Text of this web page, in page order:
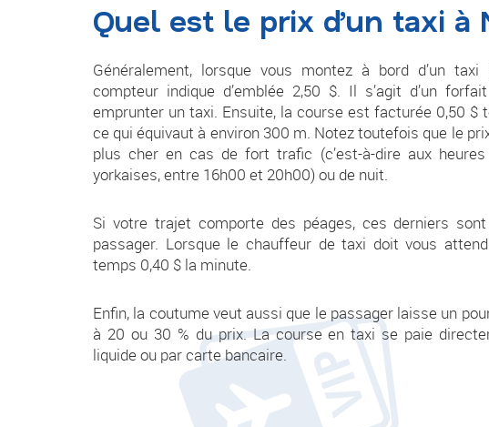
Quel est le prix d’un taxi à
Généralement, lorsque vous montez à bord d’un
compteur indique d’emblée 2,50 $. Il s’agit d’un
emprunter un taxi. Ensuite, la course est facturée 0,50 $
ce qui équivaut à environ 300 m. Notez toutefois que le
plus cher en cas de fort trafic (c’est-à-dire aux
yorkaises, entre 16h00 et 20h00) ou de nuit.
Si votre trajet comporte des péages, ces derniers
passager. Lorsque le chauffeur de taxi doit vous
temps 0,40 $ la minute.
Enfin, la coutume veut aussi que le passager laisse un
à 20 ou 30 % du prix. La course en taxi se paie
liquide ou par carte bancaire.